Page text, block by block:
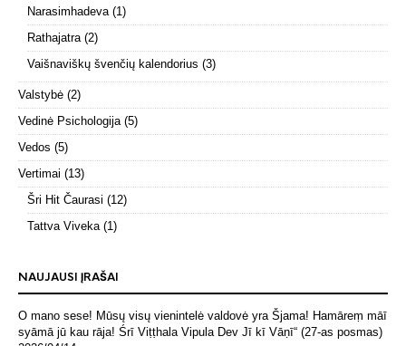
Narasimhadeva(1)
Rathajatra(2)
Vaišnaviškų švenčių kalendorius (3)
Valstybė (2)
Vedinė Psichologija(5)
Vedos (5)
Vertimai (13)
Šri Hit Čaurasi (12)
Tattva Viveka(1)
NAUJAUSI ĮRAŠAI
O mano sese! Mūsų visų vienintelė valdovė yra Šjama! Hamāreṃ māī
syāmā jū kau rāja! Śrī Viṭṭhala Vipula Dev Jī kī Vāṇī“ (27-as posmas)